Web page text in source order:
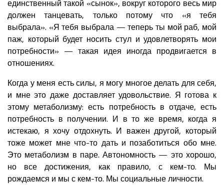
единственный такой «сынок», вокруг которого весь мир
должен танцевать, только потому что «я тебя
выбрала». «Я тебя выбрала — теперь ты мой раб, мой
паж, который будет носить стул и удовлетворять мои
потребности» — такая идея иногда продвигается в
отношениях.
Когда у меня есть силы, я могу многое делать для себя,
и мне это даже доставляет удовольствие. Я готова к
этому метаболизму: есть потребность в отдаче, есть
потребность в получении. И в то же время, когда я
истекаю, я хочу отдохнуть. И важен другой, который
тоже может мне что-то дать и позаботиться обо мне.
Это метаболизм в паре. Автономность — это хорошо,
но все достижения, как правило, с кем-то. Мы
рождаемся и мы с кем-то. Мы социальные личности.